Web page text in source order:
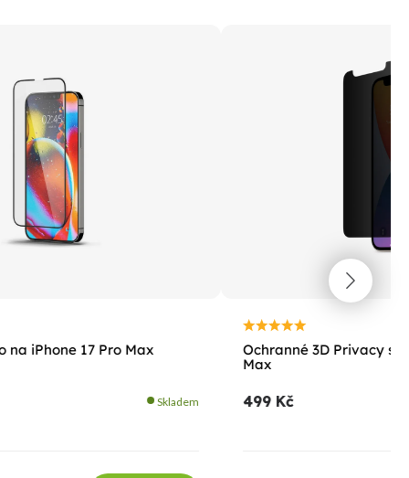
na iPhone 17 Pro Max
Skladem
Ochranné 3D Privacy
Max
499 Kč